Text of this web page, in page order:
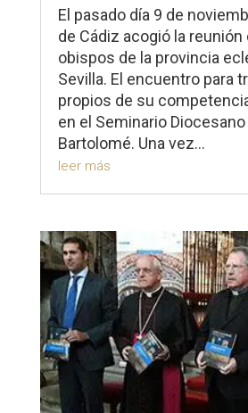
El pasado día 9 de
de Cádiz acogió la reunión
obispos de la provincia
Sevilla. El encuentro para
propios de su
en el Seminario Diocesano
Bartolomé. Una vez...
leer más